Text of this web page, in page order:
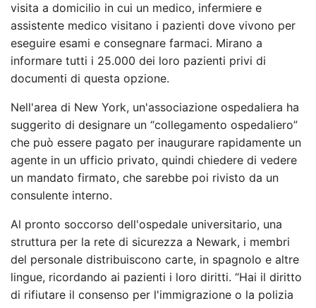
visita a domicilio in cui un medico, infermiere e
assistente medico visitano i pazienti dove vivono per
eseguire esami e consegnare farmaci. Mirano a
informare tutti i 25.000 dei loro pazienti privi di
documenti di questa opzione.
Nell'area di New York, un'associazione ospedaliera ha
suggerito di designare un “collegamento ospedaliero”
che può essere pagato per inaugurare rapidamente un
agente in un ufficio privato, quindi chiedere di vedere
un mandato firmato, che sarebbe poi rivisto da un
consulente interno.
Al pronto soccorso dell'ospedale universitario, una
struttura per la rete di sicurezza a Newark, i membri
del personale distribuiscono carte, in spagnolo e altre
lingue, ricordando ai pazienti i loro diritti. “Hai il diritto
di rifiutare il consenso per l'immigrazione o la polizia